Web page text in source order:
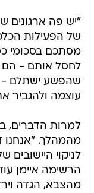
"יש פה
של הפעילות
מסתכם בסכומי
לחסל אותם - הם
שהפשע ישתלם -
עוצמה ולהגביר
למרות הדברים,
מהמהלך. "אנחנו
לניקוי היישובים
הרשימה איימן
מהצבא, הגדה